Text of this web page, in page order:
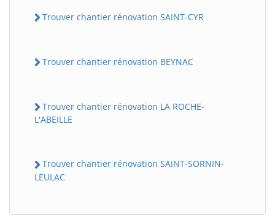
Trouver chantier rénovation SAINT-CYR
Trouver chantier rénovation BEYNAC
Trouver chantier rénovation LA ROCHE-
L'ABEILLE
Trouver chantier rénovation SAINT-SORNIN-
LEULAC